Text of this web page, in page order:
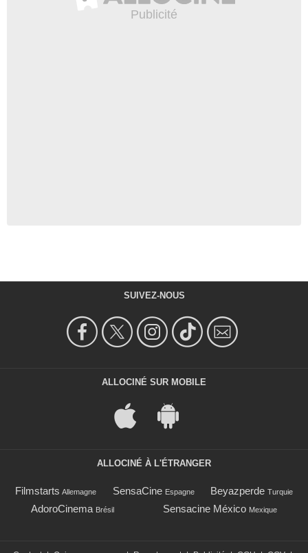
SUIVEZ-NOUS
ALLOCINÉ SUR MOBILE
ALLOCINÉ À L'ÉTRANGER
Filmstarts Allemagne SensaCine Espagne Beyazperde Turquie
AdoroCinema Brésil Sensacine México Mexique